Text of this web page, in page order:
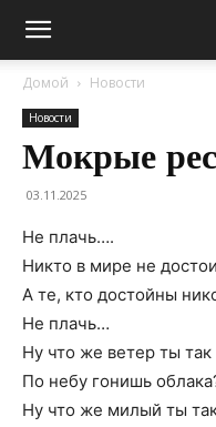
Домой Новости
Новости
Мокрые
03.11.2025
Не плачь….
Никто в мире не
А те, кто достойны
Не плачь…
Ну что же ветер ты
По небу гонишь
Ну что же милый ты